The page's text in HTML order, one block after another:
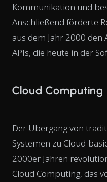
Kommunikation und
Anschließend förderte
aus dem Jahr 2000 den
APIs, die heute in der
Cloud Computing
Der Übergang von
Systemen zu Cloud-
2000er Jahren
Cloud Computing, das